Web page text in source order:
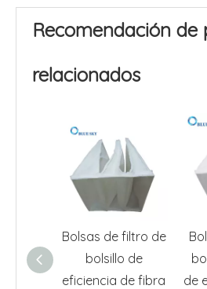
Recomendación de
relacionados
Bolsas de filtro de
bolsillo de
eficiencia de fibra
de